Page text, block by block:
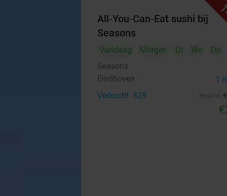
All-You-Can-Eat sushi bij
Seasons
Vandaag Morgen Di Wo Do
Seasons
Eindhoven 1
Verkocht: 829